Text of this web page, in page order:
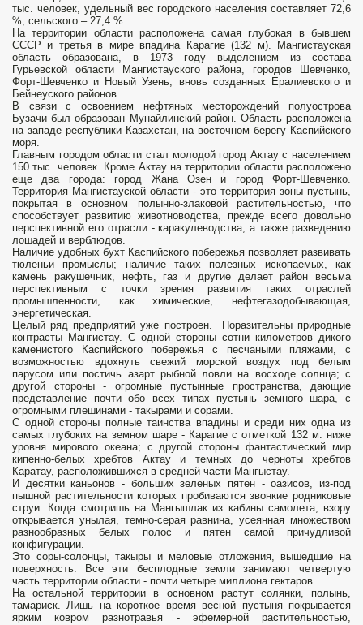
тыс. человек, удельный вес городского населения составляет 72,6
%; сельского – 27,4 %.
На территории области расположена самая глубокая в бывшем
СССР и третья в мире впадина Карагие (132 м). Мангистауская
область образована, в 1973 году выделением из состава
Гурьевской области Мангистауского района, городов Шевченко,
Форт-Шевченко и Новый Узень, вновь созданных Ералиевского и
Бейнеуского районов.
В связи с освоением нефтяных месторождений полуострова
Бузачи был образован Мунайлинский район. Область расположена
на западе республики Казахстан, на восточном берегу Каспийского
моря.
Главным городом области стал молодой город Актау с населением
150 тыс. человек. Кроме Актау на территории области расположено
еще два города: город Жана Озен и город Форт-Шевченко.
Территория Мангистауской области - это территория зоны пустынь,
покрытая в основном полынно-злаковой растительностью, что
способствует развитию животноводства, прежде всего довольно
перспективной его отрасли - каракулеводства, а также разведению
лошадей и верблюдов.
Наличие удобных бухт Каспийского побережья позволяет развивать
тюленьи промыслы; наличие таких полезных ископаемых, как
камень ракушечник, нефть, газ и другие делает район весьма
перспективным с точки зрения развития таких отраслей
промышленности, как химические, нефтегазодобывающая,
энергетическая.
Целый ряд предприятий уже построен. Поразительны природные
контрасты Мангистау. С одной стороны сотни километров дикого
каменистого Каспийского побережья с песчаными пляжами, с
возможностью вдохнуть свежий морской воздух под белым
парусом или постичь азарт рыбной ловли на восходе солнца; с
другой стороны - огромные пустынные пространства, дающие
представление почти обо всех типах пустынь земного шара, с
огромными плешинами - такырами и сорами.
С одной стороны полные таинства впадины и среди них одна из
самых глубоких на земном шаре - Карагие с отметкой 132 м. ниже
уровня мирового океана; с другой стороны фантастический мир
кипенно-белых хребтов Актау и темных до черноты хребтов
Каратау, расположившихся в средней части Мангыстау.
И десятки каньонов - больших зеленых пятен - оазисов, из-под
пышной растительности которых пробиваются звонкие родниковые
струи. Когда смотришь на Мангышлак из кабины самолета, взору
открывается унылая, темно-серая равнина, усеянная множеством
разнообразных белых полос и пятен самой причудливой
конфигурации.
Это соры-солонцы, такыры и меловые отложения, вышедшие на
поверхность. Все эти бесплодные земли занимают четвертую
часть территории области - почти четыре миллиона гектаров.
На остальной территории в основном растут солянки, полынь,
тамариск. Лишь на короткое время весной пустыня покрывается
ярким ковром разнотравья - эфемерной растительностью,